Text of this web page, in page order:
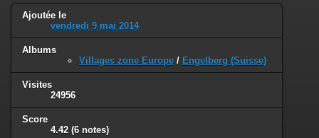
Ajoutée le
vendredi 9 mai 2014
Albums
Villages zone Europe / Engelberg (Suisse)
Visites
24956
Score
4.42 (6 notes)